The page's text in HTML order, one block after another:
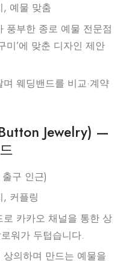
, 예물 맞춤
풍부한 종로 예물 전문점
미’에 맞춘 디자인 제안
웨딩밴드를 비교·계약
Jewelry) —
구 인근)
, 커플링
카카오 채널을 통한 상
워가 두텁습니다.
의하며 만드는 예물을